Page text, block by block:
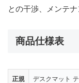
との干渉、メンテ
商品仕様表
正規
デスクマット